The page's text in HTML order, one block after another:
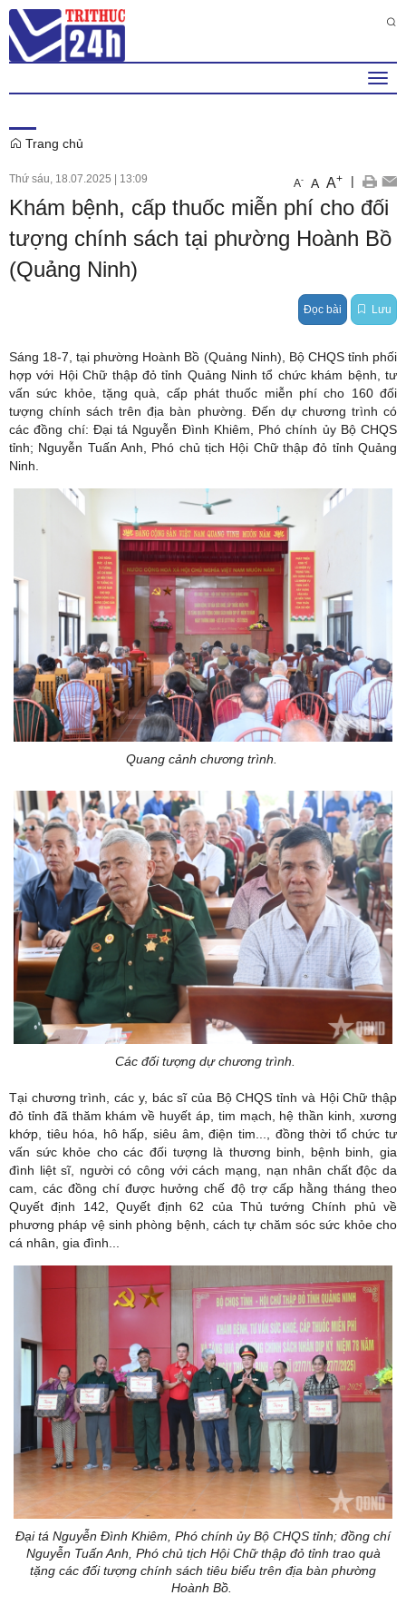
Trang chủ
Thứ sáu, 18.07.2025 | 13:09 A- A A+ |
Khám bệnh, cấp thuốc miễn phí cho đối
tượng chính sách tại phường Hoành Bồ
(Quảng Ninh)
Đọc bài Lưu
Sáng 18-7, tại phường Hoành Bồ (Quảng Ninh), Bộ CHQS tỉnh phối
hợp với Hội Chữ thập đỏ tỉnh Quảng Ninh tổ chức khám bệnh, tư
vấn sức khỏe, tặng quà, cấp phát thuốc miễn phí cho 160 đối
tượng chính sách trên địa bàn phường. Đến dự chương trình có
các đồng chí: Đại tá Nguyễn Đình Khiêm, Phó chính ủy Bộ CHQS
tỉnh; Nguyễn Tuấn Anh, Phó chủ tịch Hội Chữ thập đỏ tỉnh Quảng
Ninh.
Quang cảnh chương trình.
Các đối tượng dự chương trình.
Tại chương trình, các y, bác sĩ của Bộ CHQS tỉnh và Hội Chữ thập
đỏ tỉnh đã thăm khám về huyết áp, tim mạch, hệ thần kinh, xương
khớp, tiêu hóa, hô hấp, siêu âm, điện tim..., đồng thời tổ chức tư
vấn sức khỏe cho các đối tượng là thương binh, bệnh binh, gia
đình liệt sĩ, người có công với cách mạng, nạn nhân chất độc da
cam, các đồng chí được hưởng chế độ trợ cấp hằng tháng theo
Quyết định 142, Quyết định 62 của Thủ tướng Chính phủ về
phương pháp vệ sinh phòng bệnh, cách tự chăm sóc sức khỏe cho
cá nhân, gia đình...
Đại tá Nguyễn Đình Khiêm, Phó chính ủy Bộ CHQS tỉnh; đồng chí
Nguyễn Tuấn Anh, Phó chủ tịch Hội Chữ thập đỏ tỉnh trao quà
tặng các đối tượng chính sách tiêu biểu trên địa bàn phường
Hoành Bồ.